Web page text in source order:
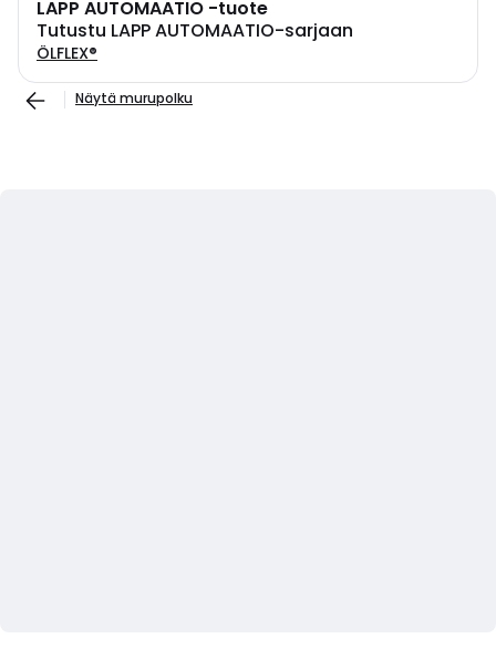
LAPP AUTOMAATIO -tuote
Tutustu LAPP AUTOMAATIO-sarjaan
ÖLFLEX®
Näytä murupolku